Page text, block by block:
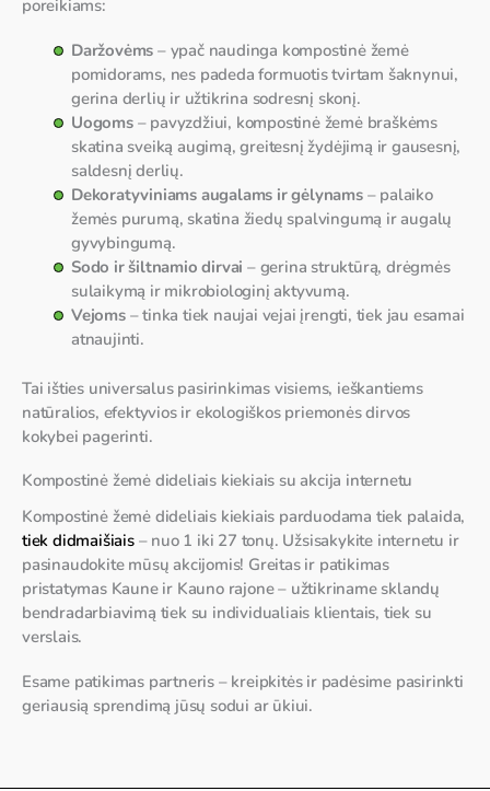
poreikiams:
Daržovėms – ypač naudinga kompostinė žemė
pomidorams, nes padeda formuotis tvirtam šaknynui,
gerina derlių ir užtikrina sodresnį skonį.
Uogoms– pavyzdžiui, kompostinė žemė braškėms
skatina sveiką augimą, greitesnį žydėjimą ir gausesnį,
saldesnį derlių.
Dekoratyviniams augalams ir gėlynams– palaiko
žemės purumą, skatina žiedų spalvingumą ir augalų
gyvybingumą.
Sodo ir šiltnamio dirvai – gerina struktūrą, drėgmės
sulaikymą ir mikrobiologinį aktyvumą.
Vejoms– tinka tiek naujai vejai įrengti, tiek jau esamai
atnaujinti.
Tai išties universalus pasirinkimas visiems, ieškantiems
natūralios, efektyvios ir ekologiškos priemonės dirvos
kokybei pagerinti.
Kompostinė žemė dideliais kiekiais su akcija internetu
Kompostinė žemė dideliais kiekiais parduodama tiek palaida,
tiek didmaišiais– nuo 1 iki 27 tonų. Užsisakykite internetu ir
pasinaudokite mūsų akcijomis! Greitas ir patikimas
pristatymas Kaune ir Kauno rajone – užtikriname sklandų
bendradarbiavimą tiek su individualiais klientais, tiek su
verslais.
Esame patikimas partneris – kreipkitės ir padėsime pasirinkti
geriausią sprendimą jūsų sodui ar ūkiui.